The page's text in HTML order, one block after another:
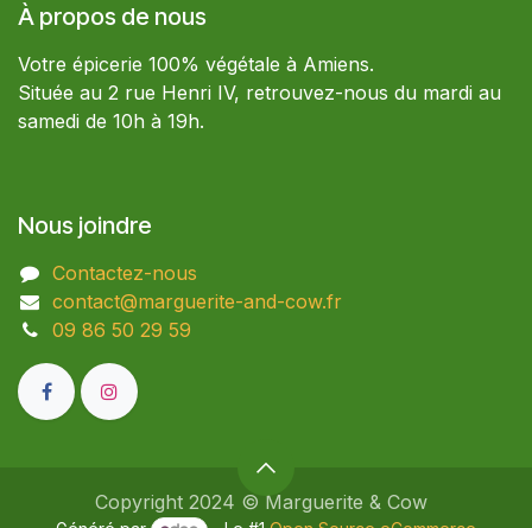
À propos de nous
Votre épicerie 100% végétale à Amiens.
Située au 2 rue Henri IV, retrouvez-nous du mardi au
samedi de 10h à 19h.
Nous joindre
Contactez-nous
contact@marguerite-and-cow.fr
09 86 50 29 59​
Copyright 2024 © Marguerite & Cow